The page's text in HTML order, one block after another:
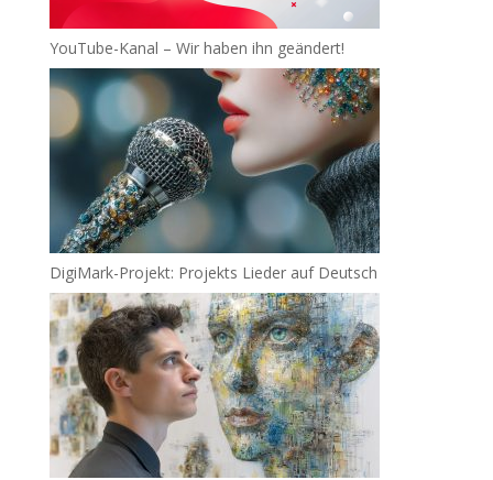
YouTube-Kanal – Wir haben ihn geändert!
DigiMark-Projekt: Projekts Lieder auf Deutsch